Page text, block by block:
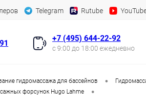
Telegram Rutube
+7 (495) 644-22-92
с 9:00 до 18:00 ежедневно
гидромассажа для бассейнов •
форсунок Hugo Lahme •